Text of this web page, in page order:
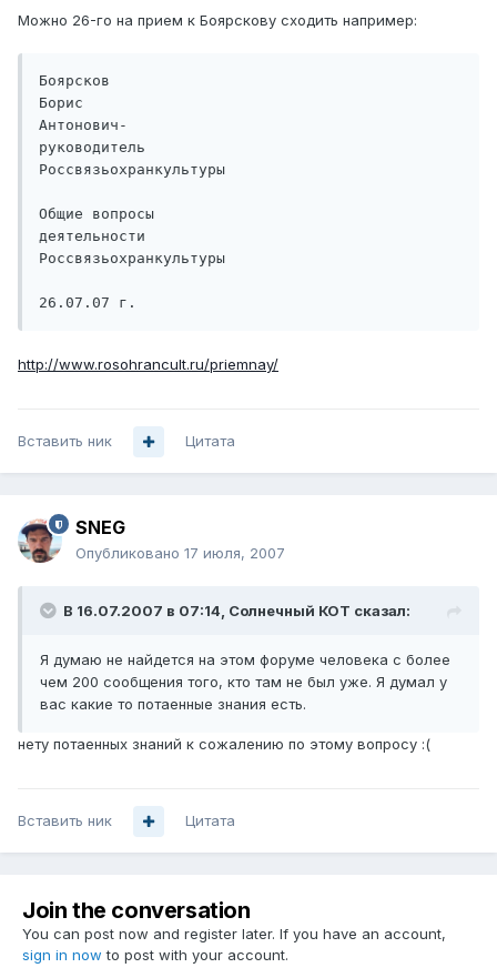
Можно 26-го на прием к Боярскову сходить например:
Боярсков
Борис
Антонович-
руководитель
Россвязьохранкультуры
Общие вопросы
деятельности
Россвязьохранкультуры
26.07.07 г.
http://www.rosohrancult.ru/priemnay/
Вставить ник Цитата
SNEG
Опубликовано 17 июля, 2007
В 16.07.2007 в 07:14, Солнечный КОТ сказал:
Я думаю не найдется на этом форуме человека с более
чем 200 сообщения того, кто там не был уже. Я думал у
вас какие то потаенные знания есть.
нету потаенных знаний к сожалению по этому вопросу :(
Вставить ник Цитата
Join the conversation
You can post now and register later. If you have an account,
sign in now to post with your account.